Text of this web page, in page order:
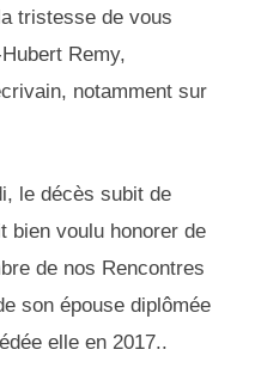
tristesse de vous
Remy,
notamment sur
le décès subit de
bien voulu honorer de
de nos Rencontres
son épouse diplômée
elle en 2017..